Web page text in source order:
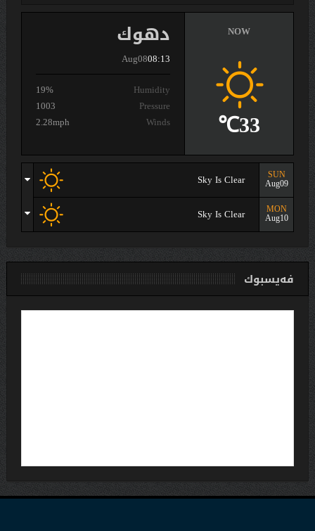
دهوك
Aug0808:13
Humidity
19%
Pressure
1003
Winds
2.28mph
NOW
33℃
SUN
Aug09
Sky Is Clear
MON
Aug10
Sky Is Clear
فەیسبوك